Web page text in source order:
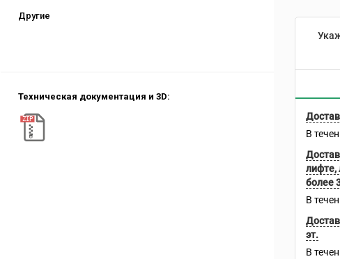
Другие
Техническая документация и 3D:
В
лифте,
более
В
эт.
В